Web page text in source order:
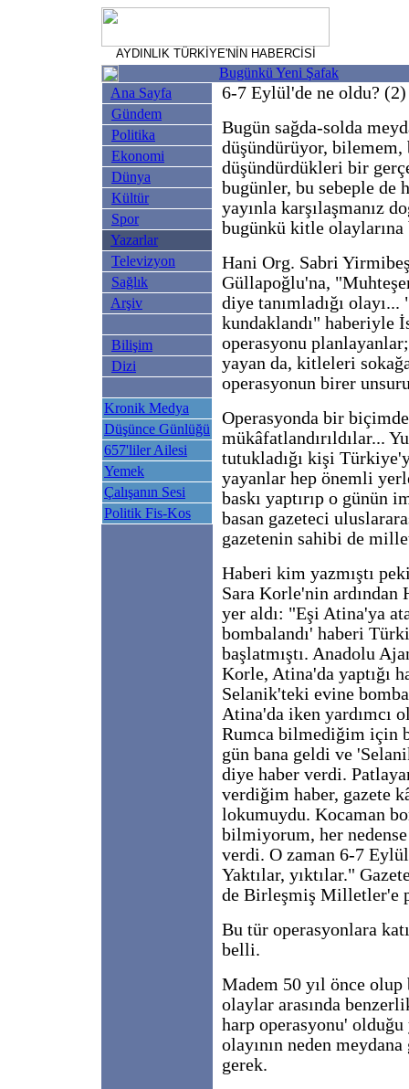
AYDINLIK TÜRKİYE'NİN HABERCİSİ
Bugünkü Yeni Şafak
Ana Sayfa
Gündem
Politika
Ekonomi
Dünya
Kültür
Spor
Yazarlar
Televizyon
Sağlık
Arşiv
Bilişim
Dizi
Kronik Medya
Düşünce Günlüğü
657'liler Ailesi
Yemek
Çalışanın Sesi
Politik Fis-Kos
6-7 Eylül'de ne oldu? (2)
Bugün sağda-solda
düşündürüyor, bilemem,
düşündürdükleri bir
bugünler, bu sebeple de
yayınla karşılaşmanız
bugünkü kitle
Hani Org. Sabri
Güllapoğlu'na,
diye tanımladığı
kundaklandı" haberiyle
operasyonu
yayan da, kitleleri
operasyonun birer
Operasyonda bir
mükâfatlandırıldılar...
tutukladığı kişi
yayanlar hep önemli
baskı yaptırıp o günün
basan gazeteci
gazetenin sahibi de
Haberi kim yazmıştı
Sara Korle'nin ardından
yer aldı: "Eşi Atina'ya
bombalandı' haberi
başlatmıştı. Anadolu
Korle, Atina'da yaptığı
Selanik'teki evine
Atina'da iken yardımcı
Rumca bilmediğim için
gün bana geldi ve
diye haber verdi.
verdiğim haber, gazete
lokumuydu. Kocaman
bilmiyorum, her
verdi. O zaman 6-7
Yaktılar, yıktılar."
de Birleşmiş Milletler'e
Bu tür operasyonlara
belli.
Madem 50 yıl önce olup
olaylar arasında
harp operasyonu'
olayının neden
gerek.